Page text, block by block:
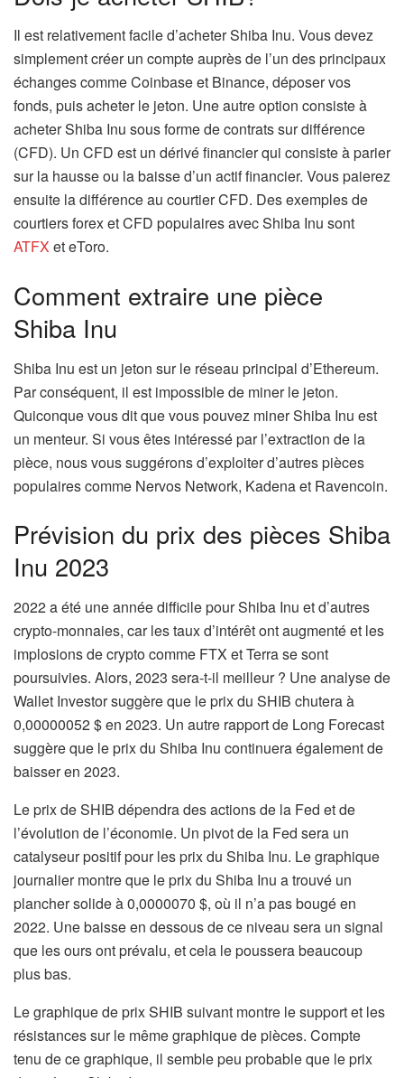
Il est relativement facile d’acheter Shiba Inu. Vous devez
simplement créer un compte auprès de l’un des principaux
échanges comme Coinbase et Binance, déposer vos
fonds, puis acheter le jeton. Une autre option consiste à
acheter Shiba Inu sous forme de contrats sur différence
(CFD). Un CFD est un dérivé financier qui consiste à parier
sur la hausse ou la baisse d’un actif financier. Vous paierez
ensuite la différence au courtier CFD. Des exemples de
courtiers forex et CFD populaires avec Shiba Inu sont
ATFX et eToro.
Comment extraire une pièce
Shiba Inu
Shiba Inu est un jeton sur le réseau principal d’Ethereum.
Par conséquent, il est impossible de miner le jeton.
Quiconque vous dit que vous pouvez miner Shiba Inu est
un menteur. Si vous êtes intéressé par l’extraction de la
pièce, nous vous suggérons d’exploiter d’autres pièces
populaires comme Nervos Network, Kadena et Ravencoin.
Prévision du prix des pièces Shiba
Inu 2023
2022 a été une année difficile pour Shiba Inu et d’autres
crypto-monnaies, car les taux d’intérêt ont augmenté et les
implosions de crypto comme FTX et Terra se sont
poursuivies. Alors, 2023 sera-t-il meilleur ? Une analyse de
Wallet Investor suggère que le prix du SHIB chutera à
0,00000052 $ en 2023. Un autre rapport de Long Forecast
suggère que le prix du Shiba Inu continuera également de
baisser en 2023.
Le prix de SHIB dépendra des actions de la Fed et de
l’évolution de l’économie. Un pivot de la Fed sera un
catalyseur positif pour les prix du Shiba Inu. Le graphique
journalier montre que le prix du Shiba Inu a trouvé un
plancher solide à 0,0000070 $, où il n’a pas bougé en
2022. Une baisse en dessous de ce niveau sera un signal
que les ours ont prévalu, et cela le poussera beaucoup
plus bas.
Le graphique de prix SHIB suivant montre le support et les
résistances sur le même graphique de pièces. Compte
tenu de ce graphique, il semble peu probable que le prix